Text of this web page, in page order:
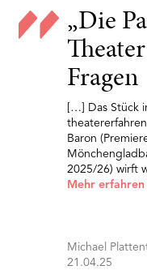
„Die
Fragen
[…] Das Stück
Baron
2025/26) wirft
Mehr erfahren
Michael
21.04.25